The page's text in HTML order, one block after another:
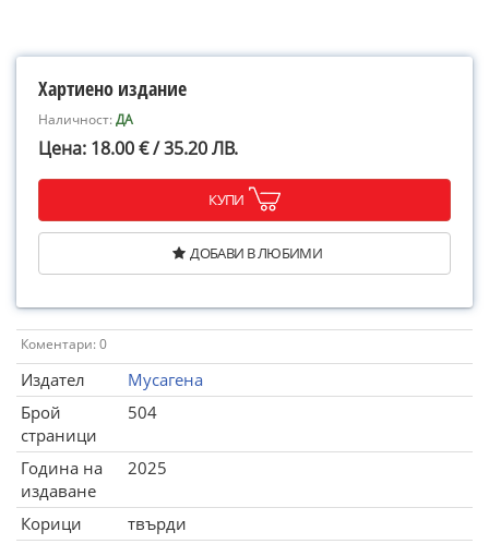
Хартиено издание
Наличност:ДА
Цена: 18.00 € / 35.20 ЛВ.
КУПИ
ДОБАВИ В ЛЮБИМИ
Коментари: 0
Издател
Мусагена
Брой
страници
504
Година на
издаване
2025
Корици
твърди